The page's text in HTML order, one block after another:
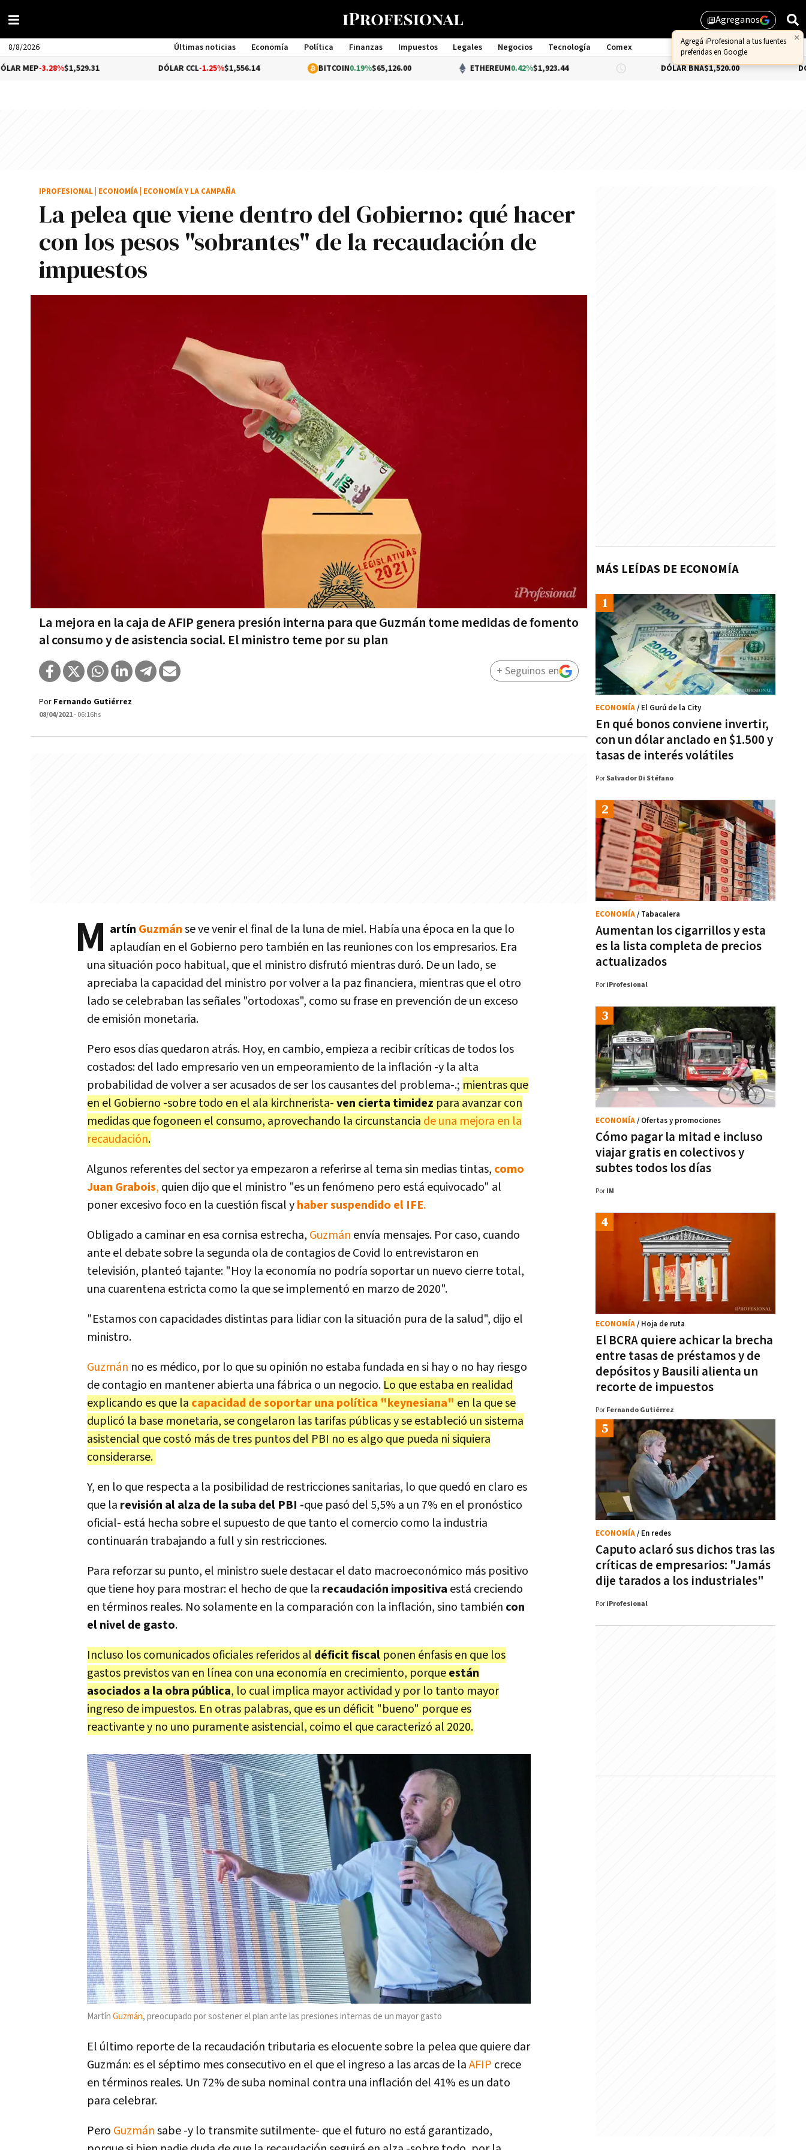
library_addAgreganos
×
Agregá iProfesional a tus fuentes
preferidas en Google
8/8/2026 Últimas noticias Economía Política Finanzas Impuestos Legales Negocios Tecnología
Comex
Management
$1,529.31 -1.25%$1,556.14 0.19%$65,126.00 ETHEREUM 0.42%$1,923.44 DÓLAR BNA $1,520.00 DÓLAR BLUE
La pelea que viene dentro del Gobierno: qué hacer
con los pesos "sobrantes" de la recaudación de
impuestos
La mejora en la caja de AFIP genera presión interna para que Guzmán tome medidas de fomento
al consumo y de asistencia social. El ministro teme por su plan
IPROFESIONAL ECONOMÍA ECONOMÍA Y LA CAMPAÑA
Por Fernando Gutiérrez
08/04/2021- 06:16hs
+ Seguinos en
M artín Guzmánse ve venir el final de la luna de miel. Había una época en la que lo
aplaudían en el Gobierno pero también en las reuniones con los empresarios. Era
una situación poco habitual, que el ministro disfrutó mientras duró. De un lado, se
apreciaba la capacidad del ministro por volver a la paz financiera, mientras que el otro
lado se celebraban las señales "ortodoxas", como su frase en prevención de un exceso
de emisión monetaria.
Pero esos días quedaron atrás. Hoy, en cambio, empieza a recibir críticas de todos los
costados: del lado empresario ven un empeoramiento de la inflación -y la alta
probabilidad de volver a ser acusados de ser los causantes del problema-.; mientras que
en el Gobierno -sobre todo en el ala kirchnerista-ven cierta timidez para avanzar con
medidas que fogoneen el consumo, aprovechando la circunstancia de una mejora en la
recaudación.
Algunos referentes del sector ya empezaron a referirse al tema sin medias tintas, como
Juan Grabois, quien dijo que el ministro "es un fenómeno pero está equivocado" al
poner excesivo foco en la cuestión fiscal yhaber suspendido el IFE.
Obligado a caminar en esa cornisa estrecha, Guzmán envía mensajes. Por caso, cuando
ante el debate sobre la segunda ola de contagios de Covid lo entrevistaron en
televisión, planteó tajante: "Hoy la economía no podría soportar un nuevo cierre total,
una cuarentena estricta como la que se implementó en marzo de 2020".
"Estamos con capacidades distintas para lidiar con la situación pura de la salud", dijo el
ministro.
Guzmán no es médico, por lo que su opinión no estaba fundada en si hay o no hay riesgo
de contagio en mantener abierta una fábrica o un negocio. Lo que estaba en realidad
explicando es que la capacidad de soportar una política "keynesiana" en la que se
duplicó la base monetaria, se congelaron las tarifas públicas y se estableció un sistema
asistencial que costó más de tres puntos del PBI no es algo que pueda ni siquiera
considerarse.
Y, en lo que respecta a la posibilidad de restricciones sanitarias, lo que quedó en claro es
que la revisión al alza de la suba del PBI -que pasó del 5,5% a un 7% en el pronóstico
oficial- está hecha sobre el supuesto de que tanto el comercio como la industria
continuarán trabajando a full y sin restricciones.
Para reforzar su punto, el ministro suele destacar el dato macroeconómico más positivo
que tiene hoy para mostrar: el hecho de que la recaudación impositiva está creciendo
en términos reales. No solamente en la comparación con la inflación, sino también con
el nivel de gasto.
Incluso los comunicados oficiales referidos al déficit fiscal ponen énfasis en que los
gastos previstos van en línea con una economía en crecimiento, porqueestán
asociados a la obra pública, lo cual implica mayor actividad y por lo tanto mayor
ingreso de impuestos. En otras palabras, que es un déficit "bueno" porque es
reactivante y no uno puramente asistencial, coimo el que caracterizó al 2020.
Martín Guzmán, preocupado por sostener el plan ante las presiones internas de un mayor gasto
El último reporte de la recaudación tributaria es elocuente sobre la pelea que quiere dar
Guzmán: es el séptimo mes consecutivo en el que el ingreso a las arcas de laAFIP crece
en términos reales. Un 72% de suba nominal contra una inflación del 41% es un dato
para celebrar.
Pero Guzmánsabe -y lo transmite sutilmente- que el futuro no está garantizado,
MÁS LEÍDAS DE ECONOMÍA
En qué bonos conviene invertir,
con un dólar anclado en $1.500 y
tasas de interés volátiles
ECONOMÍA/ El Gurú de la City
Por Salvador Di Stéfano
Aumentan los cigarrillos y esta
es la lista completa de precios
actualizados
ECONOMÍA/ Tabacalera
Por iProfesional
Cómo pagar la mitad e incluso
viajar gratis en colectivos y
subtes todos los días
ECONOMÍA/ Ofertas y promociones
Por IM
El BCRA quiere achicar la brecha
entre tasas de préstamos y de
depósitos y Bausili alienta un
recorte de impuestos
ECONOMÍA/ Hoja de ruta
Por Fernando Gutiérrez
Caputo aclaró sus dichos tras las
críticas de empresarios: "Jamás
dije tarados a los industriales"
ECONOMÍA/ En redes
Por iProfesional